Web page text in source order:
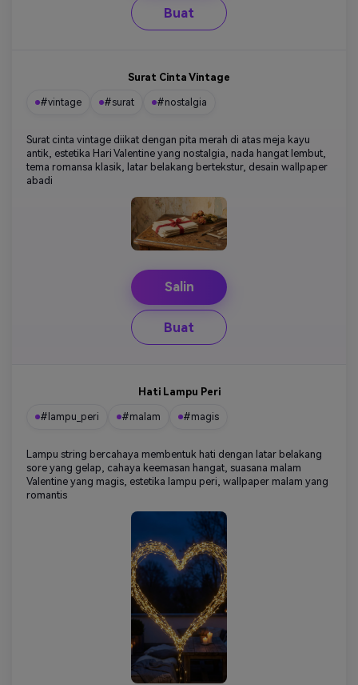
Buat
Surat Cinta Vintage
#vintage #surat #nostalgia
Surat cinta vintage diikat dengan pita merah di atas meja kayu
antik, estetika Hari Valentine yang nostalgia, nada hangat lembut,
tema romansa klasik, latar belakang bertekstur, desain wallpaper
abadi
Salin
Buat
Hati Lampu Peri
#lampu_peri #malam #magis
Lampu string bercahaya membentuk hati dengan latar belakang
sore yang gelap, cahaya keemasan hangat, suasana malam
Valentine yang magis, estetika lampu peri, wallpaper malam yang
romantis